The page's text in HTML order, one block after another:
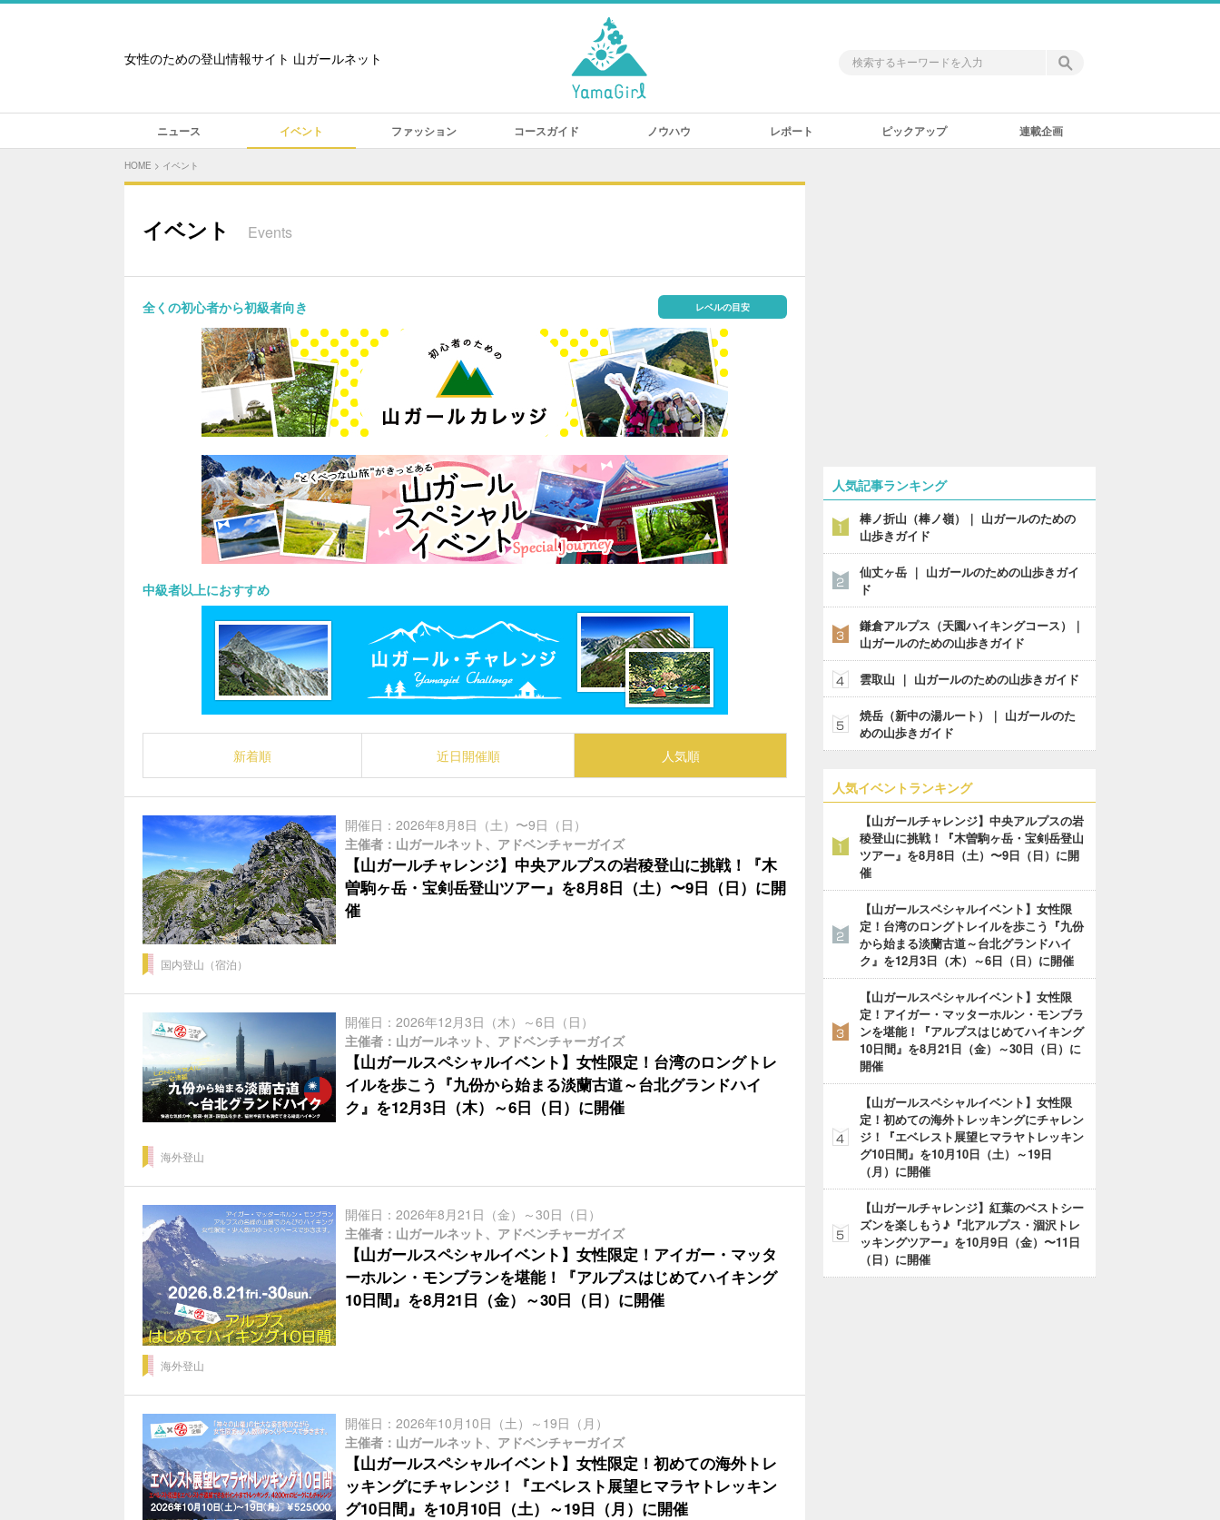
女性のための登山情報サイト 山ガールネット
ニュース イベント ファッション コースガイド ノウハウ レポート ピックアップ 連載企画
HOME > イベント
イベント Events
全くの初心者から初級者向き レベルの目安
中級者以上におすすめ
新着順 近日開催順 人気順
開催日：2026年8月8日（土）〜9日（日）
主催者：山ガールネット、アドベンチャーガイズ
【山ガールチャレンジ】中央アルプスの岩稜登山に挑戦！『木
曽駒ヶ岳・宝剣岳登山ツアー』を8月8日（土）〜9日（日）に開
催
国内登山（宿泊）
開催日：2026年12月3日（木）～6日（日）
主催者：山ガールネット、アドベンチャーガイズ
【山ガールスペシャルイベント】女性限定！台湾のロングトレ
イルを歩こう『九份から始まる淡蘭古道～台北グランドハイ
ク』を12月3日（木）～6日（日）に開催
海外登山
開催日：2026年8月21日（金）～30日（日）
主催者：山ガールネット、アドベンチャーガイズ
【山ガールスペシャルイベント】女性限定！アイガー・マッタ
ーホルン・モンブランを堪能！『アルプスはじめてハイキング
10日間』を8月21日（金）～30日（日）に開催
海外登山
開催日：2026年10月10日（土）～19日（月）
主催者：山ガールネット、アドベンチャーガイズ
【山ガールスペシャルイベント】女性限定！初めての海外トレ
ッキングにチャレンジ！『エベレスト展望ヒマラヤトレッキン
グ10日間』を10月10日（土）～19日（月）に開催
人気記事ランキング
棒ノ折山（棒ノ嶺）｜ 山ガールのための
山歩きガイド
仙丈ヶ岳 ｜ 山ガールのための山歩きガイ
ド
鎌倉アルプス（天園ハイキングコース）｜
山ガールのための山歩きガイド
雲取山 ｜ 山ガールのための山歩きガイド
焼岳（新中の湯ルート）｜ 山ガールのた
めの山歩きガイド
人気イベントランキング
【山ガールチャレンジ】中央アルプスの岩
稜登山に挑戦！『木曽駒ヶ岳・宝剣岳登山
ツアー』を8月8日（土）〜9日（日）に開
催
【山ガールスペシャルイベント】女性限
定！台湾のロングトレイルを歩こう『九份
から始まる淡蘭古道～台北グランドハイ
ク』を12月3日（木）～6日（日）に開催
【山ガールスペシャルイベント】女性限
定！アイガー・マッターホルン・モンブラ
ンを堪能！『アルプスはじめてハイキング
10日間』を8月21日（金）～30日（日）に
開催
【山ガールスペシャルイベント】女性限
定！初めての海外トレッキングにチャレン
ジ！『エベレスト展望ヒマラヤトレッキン
グ10日間』を10月10日（土）～19日
（月）に開催
【山ガールチャレンジ】紅葉のベストシー
ズンを楽しもう♪『北アルプス・涸沢トレ
ッキングツアー』を10月9日（金）〜11日
（日）に開催